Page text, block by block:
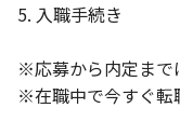
5. 入職手続き
※応募から内定まで
※在職中で今すぐ転